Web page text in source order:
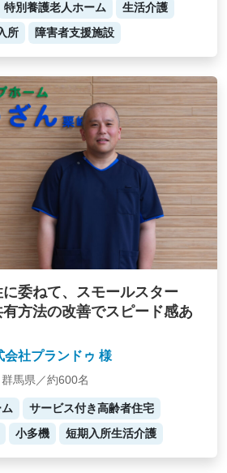
特別養護老人ホーム
生活介護
所
障害者支援施設
委ねて、スモールスター
有方法の改善でスピード感あ
会社プランドゥ 様
群馬県／約600名
サービス付き高齢者住宅
小多機 短期入所生活介護